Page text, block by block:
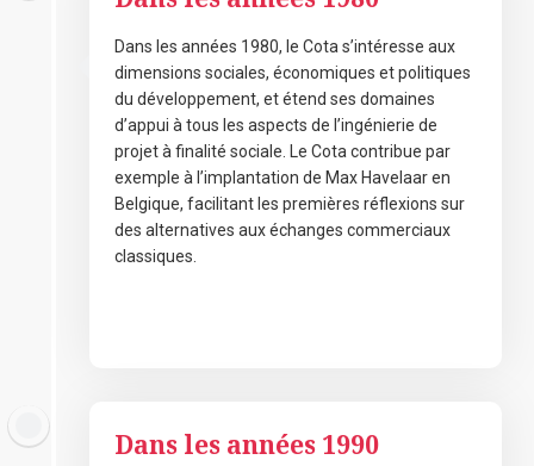
Dans les années 1980, le Cota s’intéresse aux
dimensions sociales, économiques et politiques
du développement, et étend ses domaines
d’appui à tous les aspects de l’ingénierie de
projet à finalité sociale. Le Cota contribue par
exemple à l’implantation de Max Havelaar en
Belgique, facilitant les premières réflexions sur
des alternatives aux échanges commerciaux
classiques.
Dans les années 1990